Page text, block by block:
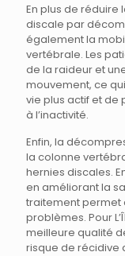
En plus de réduire
discale par
également la
vertébrale. Les
de la raideur et
mouvement, ce
vie plus actif et de
à l’inactivité.
Enfin, la
la colonne
hernies discales.
en améliorant la
traitement permet
problèmes. Pour
meilleure qualité
risque de récidive